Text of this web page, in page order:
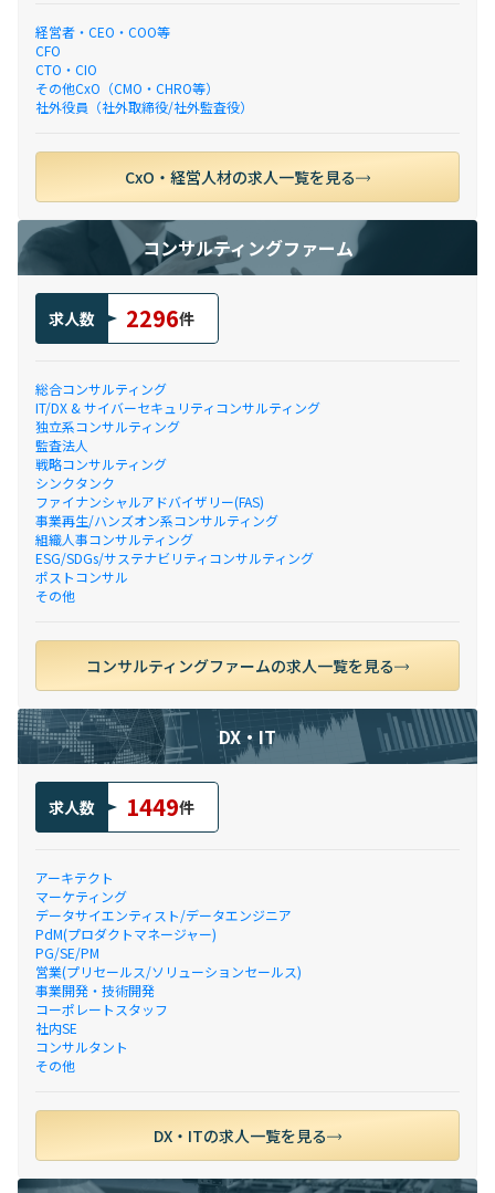
経営者・CEO・COO等
CFO
CTO・CIO
その他CxO（CMO・CHRO等）
社外役員（社外取締役/社外監査役）
CxO・経営人材の求人一覧を見る
コンサルティングファーム
求人数 2296件
総合コンサルティング
IT/DX & サイバーセキュリティコンサルティング
独立系コンサルティング
監査法人
戦略コンサルティング
シンクタンク
ファイナンシャルアドバイザリー(FAS)
事業再生/ハンズオン系コンサルティング
組織人事コンサルティング
ESG/SDGs/サステナビリティコンサルティング
ポストコンサル
その他
コンサルティングファームの求人一覧を見る
DX・IT
求人数 1449件
アーキテクト
マーケティング
データサイエンティスト/データエンジニア
PdM(プロダクトマネージャー)
PG/SE/PM
営業(プリセールス/ソリューションセールス)
事業開発・技術開発
コーポレートスタッフ
社内SE
コンサルタント
その他
DX・ITの求人一覧を見る